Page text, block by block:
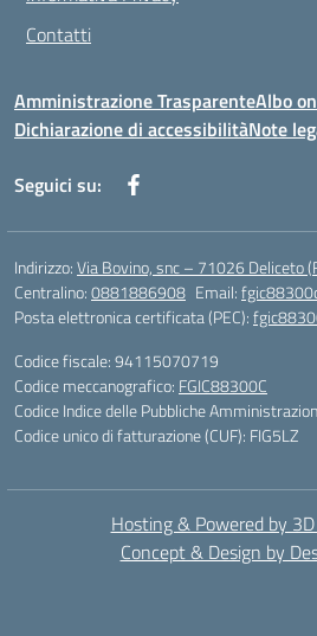
Contatti
Amministrazione TrasparenteAlbo
Dichiarazione di accessibilitàNote
Seguici su:
Indirizzo:Via Bovino, snc – 71026 Deliceto
Centralino:0881886908 Email:
Posta elettronica certificata (PEC):
Codice fiscale: 94115070719
Codice meccanografico: FGIC88300C
Codice Indice delle Pubbliche
Codice unico di fatturazione (CUF): FIG5LZ
Hosting & Powered by
Concept & Design by